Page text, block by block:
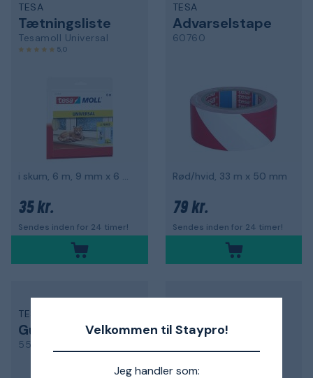
Velkommen til Staypro!
Jeg handler som:
TESA
Tætningsliste
Tesamoll Universal
5,0
i skum, 6 m, 9 mm x 6 mm
35 kr.
Sendes inden for 24 timer!
TESA
Advarselstape
60760
Rød/hvid, 33 m x 50 mm
79 kr.
Sendes inden for 24 timer!
TESA
Gulvtape
55731
Gulvtape